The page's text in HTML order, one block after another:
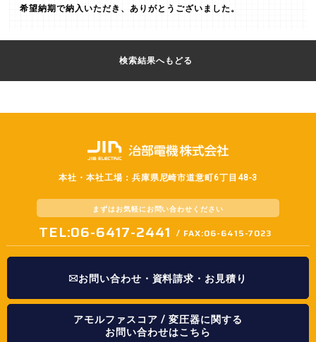
希望納期で納入いただき、ありがとうございました。
検索結果へもどる
本社・本社工場：兵庫県尼崎市道意町6丁目48-3
まずはお気軽にお問い合わせください
TEL:06-6417-2441 / FAX:06-6415-7023
お問い合わせ・資料請求・お見積り
アモルファスコア / 変圧器に関する
お問い合わせはこちら